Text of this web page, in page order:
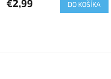
€2,99 DO KOŠÍKA